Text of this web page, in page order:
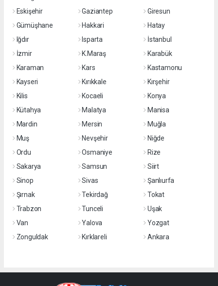
Eskişehir
Gaziantep
Giresun
Gümüşhane
Hakkari
Hatay
Iğdır
Isparta
İstanbul
İzmir
K.Maraş
Karabük
Karaman
Kars
Kastamonu
Kayseri
Kırıkkale
Kırşehir
Kilis
Kocaeli
Konya
Kütahya
Malatya
Manisa
Mardin
Mersin
Muğla
Muş
Nevşehir
Niğde
Ordu
Osmaniye
Rize
Sakarya
Samsun
Siirt
Sinop
Sivas
Şanlıurfa
Şırnak
Tekirdağ
Tokat
Trabzon
Tunceli
Uşak
Van
Yalova
Yozgat
Zonguldak
Kırklareli Ankara